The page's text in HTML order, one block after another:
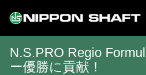
N.S.PRO Regio
ー優勝に貢献！